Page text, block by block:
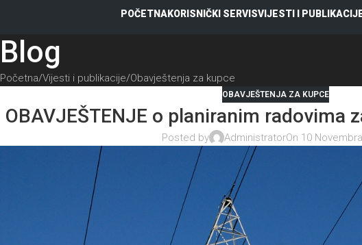
POČETNAKORISNIČKI SERVISVIJESTI I
Blog
Početna Vijesti i publikacije Obavještenja za kupce
OBAVJEŠTENJA ZA KUPCE
OBAVJEŠTENJE o planiranim radovima
Posted by AdministratorOn 10